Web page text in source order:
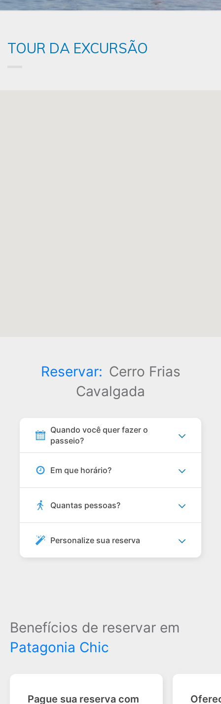
TOUR DA EXCURSÃO
Reservar: Cerro Frias
Cavalgada
Quando você quer fazer o
passeio?
Em que horário?
Quantas pessoas?
Personalize sua reserva
Benefícios de reservar em
Patagonia Chic
Pague sua reserva com